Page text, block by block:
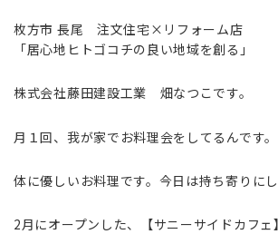
枚方市 長尾 注文住宅×リフォーム店
「居心地ヒトゴコチの良い地域を創る」
株式会社藤田建設工業 畑なつこです。
月１回、我が家でお料理会をしてるんです。
体に優しいお料理です。今日は持ち寄りに
2月にオープンした、【サニーサイドカフ